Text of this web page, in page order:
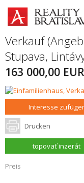
Verkauf
Stupava,
163 000,00 EUR
Interesse
Drucken
topovať inzerát
Preis